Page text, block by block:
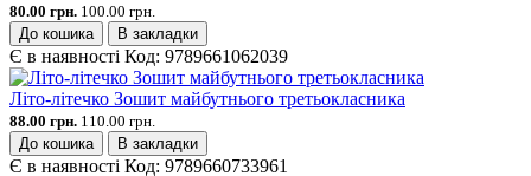
80.00 грн. 100.00 грн.
До кошика
В закладки
Є в наявності Код: 9789661062039
Літо-літечко Зошит майбутнього третьокласника
88.00 грн. 110.00 грн.
До кошика
В закладки
Є в наявності Код: 9789660733961